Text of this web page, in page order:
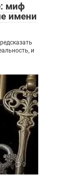
миф
имени
и
0